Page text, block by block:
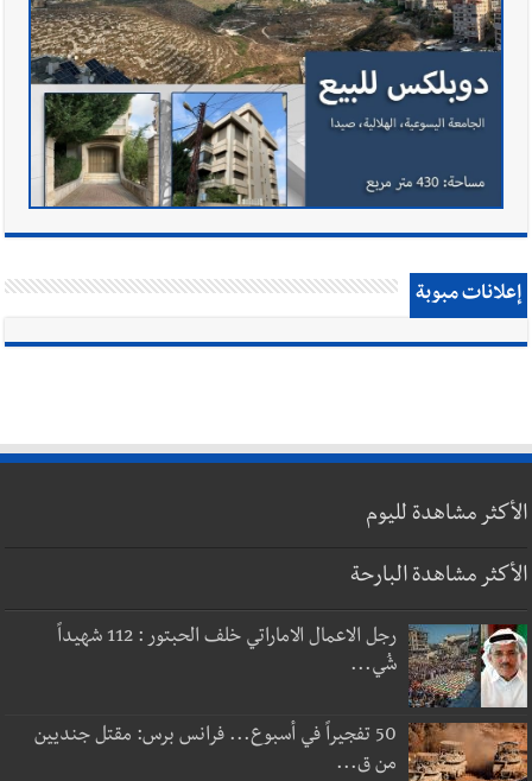
إعلانات مبوبة
الأكثر مشاهدة لليوم
الأكثر مشاهدة البارحة
رجل الاعمال الاماراتي خلف الحبتور : 112 شهيداً
شُي...
50 تفجيراً في أسبوع... فرانس برس: مقتل جنديين
من ق...